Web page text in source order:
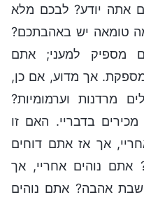
אתה יודע? לבכם מלא
טומאה יש באהבתכם?
מספיק למעני; אתם
אך מדוע, אם כן,
מרדנות וערמומיות?
בדבריי. האם זו
אך אז אתם דוחים
אתם נוהים אחריי, אך
אהבה? אתם נוהים